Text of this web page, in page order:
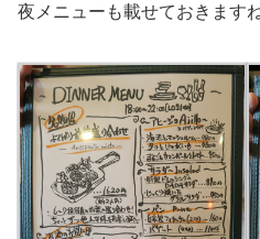
夜メニューも載せておきます